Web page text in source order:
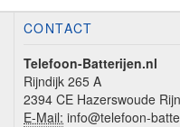
CONTACT
Telefoon-Batterijen.nl
Rijndijk 265 A
2394 CE Hazerswoude
E-Mail: info@telefoon-